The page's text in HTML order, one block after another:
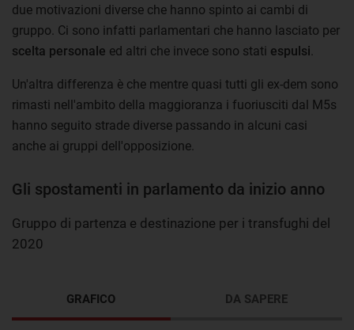
due motivazioni diverse che hanno spinto ai cambi di
gruppo. Ci sono infatti parlamentari che hanno lasciato per
scelta personale ed altri che invece sono stati espulsi
Un'altra differenza è che mentre quasi tutti gli ex-dem sono
rimasti nell'ambito della maggioranza i fuoriusciti dal M5s
hanno seguito strade diverse passando in alcuni casi
anche ai gruppi dell'opposizione.
Gli spostamenti in parlamento da inizio anno
Gruppo di partenza e destinazione per i transfughi del
2020
GRAFICO DA SAPERE